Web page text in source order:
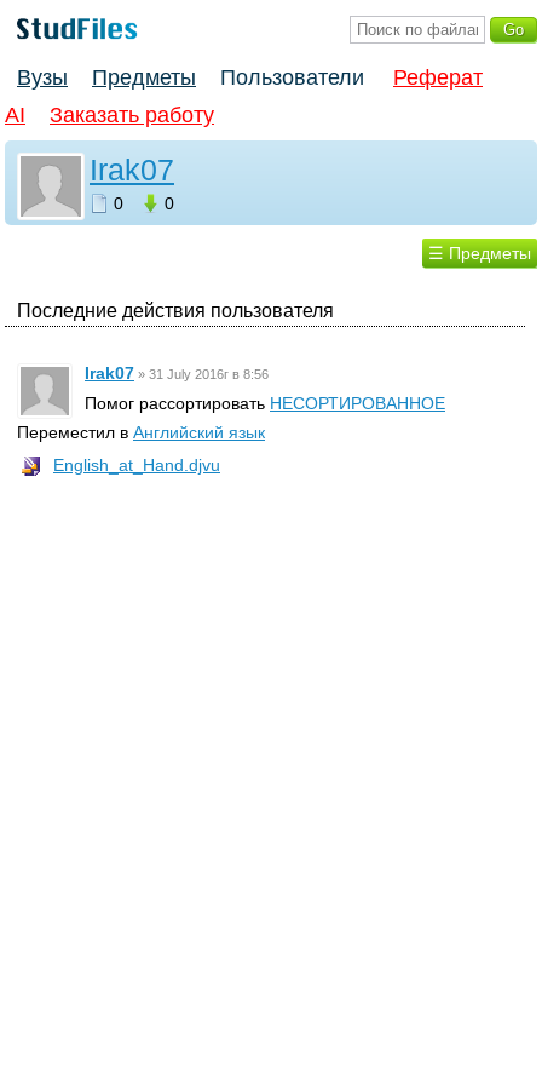
Вузы Предметы Пользователи
Реферат
AI
Заказать работу
Irak07
0 0
☰ Предметы
Последние действия пользователя
Irak07 » 31 July 2016г в 8:56
Помог рассортировать НЕСОРТИРОВАННОЕ
Переместил в Английский язык
English_at_Hand.djvu